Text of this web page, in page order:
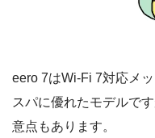
eero 7はWi-Fi 7対応メ
スパに優れたモデルで
意点もあります。